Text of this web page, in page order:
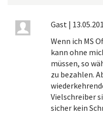
Gast |
Wenn ich MS
kann ohne
müssen, so
zu bezahlen.
Vielschreiber
sicher kein